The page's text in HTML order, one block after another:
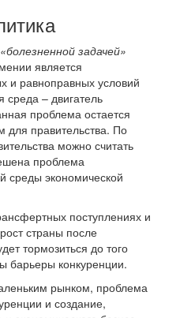
«болезненной задачей»
является
и равноправных условий
среда – двигатель
проблема остается
для правительства. По
можно считать
проблема
среды экономической
поступлениях и
страны после
тормозиться до того
барьеры конкуренции.
рынком, проблема
и создание,